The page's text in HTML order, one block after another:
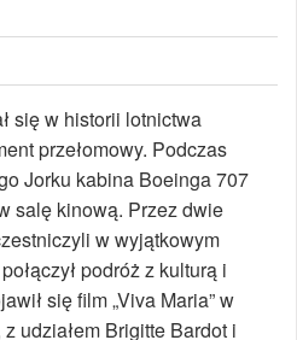
się w historii lotnictwa
przełomowy. Podczas
Jorku kabina Boeinga 707
salę kinową. Przez dwie
w wyjątkowym
podróż z kulturą i
się film „Viva Maria” w
udziałem Brigitte Bardot i